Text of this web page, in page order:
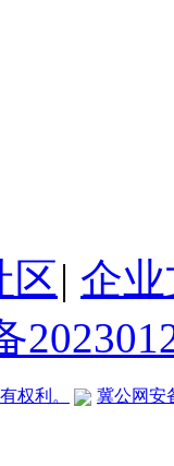
区| 企
权利。 冀公网安